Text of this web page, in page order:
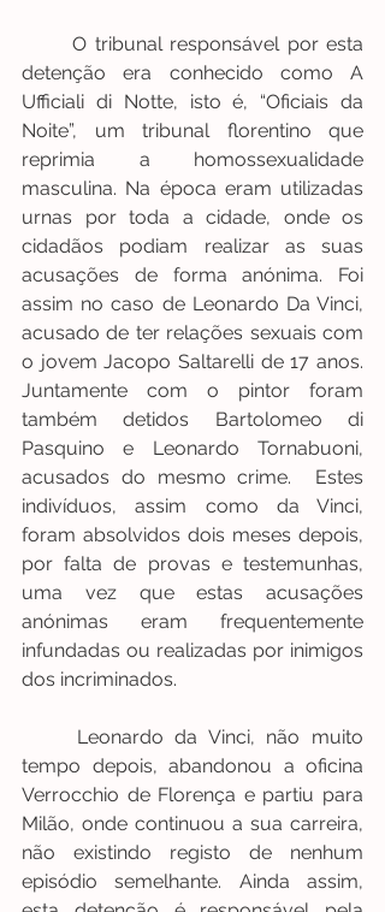
	O tribunal responsável por esta
detenção era conhecido como A
Ufficiali di Notte, isto é, “Oficiais da
Noite”, um tribunal florentino que
reprimia a homossexualidade
masculina. Na época eram utilizadas
urnas por toda a cidade, onde os
cidadãos podiam realizar as suas
acusações de forma anónima. Foi
assim no caso de Leonardo Da Vinci,
acusado de ter relações sexuais com
o jovem Jacopo Saltarelli de 17 anos.
Juntamente com o pintor foram
também detidos Bartolomeo di
Pasquino e Leonardo Tornabuoni,
acusados do mesmo crime.  Estes
indivíduos, assim como da Vinci,
foram absolvidos dois meses depois,
por falta de provas e testemunhas,
uma vez que estas acusações
anónimas eram frequentemente
infundadas ou realizadas por inimigos
dos incriminados.
tempo depois, abandonou a oficina
Verrocchio de Florença e partiu para
Milão, onde continuou a sua carreira,
não existindo registo de nenhum
episódio semelhante. Ainda assim,